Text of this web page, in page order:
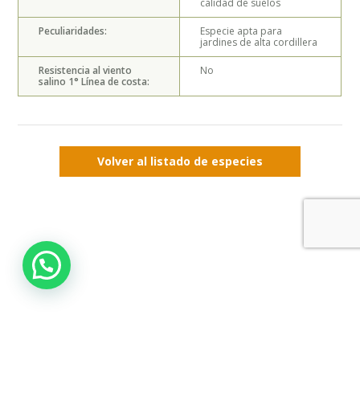
calidad de suelos
Peculiaridades:
Especie apta para
jardines de alta cordillera
Resistencia al viento
salino 1° Línea de costa:
No
Volver al listado de especies